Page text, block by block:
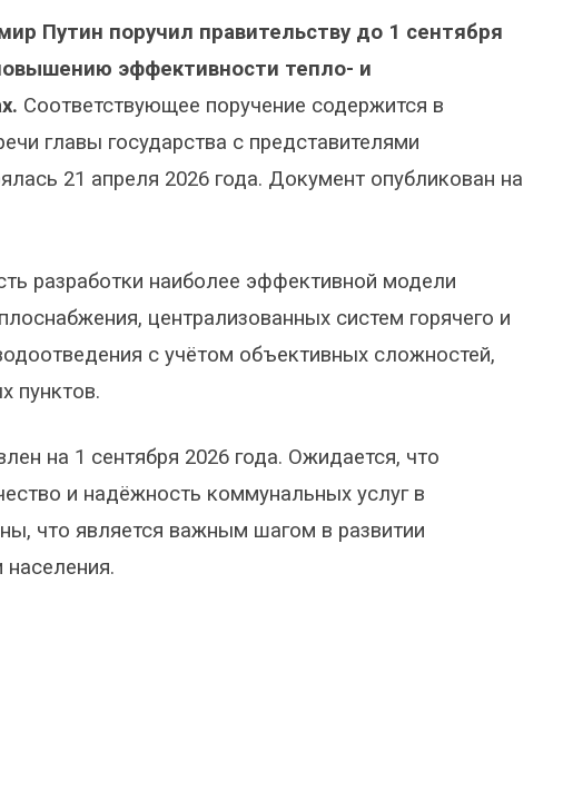
Путин поручил правительству до 1 сентября
эффективности тепло- и
Соответствующее поручение содержится в
главы государства с представителями
21 апреля 2026 года. Документ опубликован на
разработки наиболее эффективной модели
централизованных систем горячего и
с учётом объективных сложностей,
пунктов.
на 1 сентября 2026 года. Ожидается, что
и надёжность коммунальных услуг в
что является важным шагом в развитии